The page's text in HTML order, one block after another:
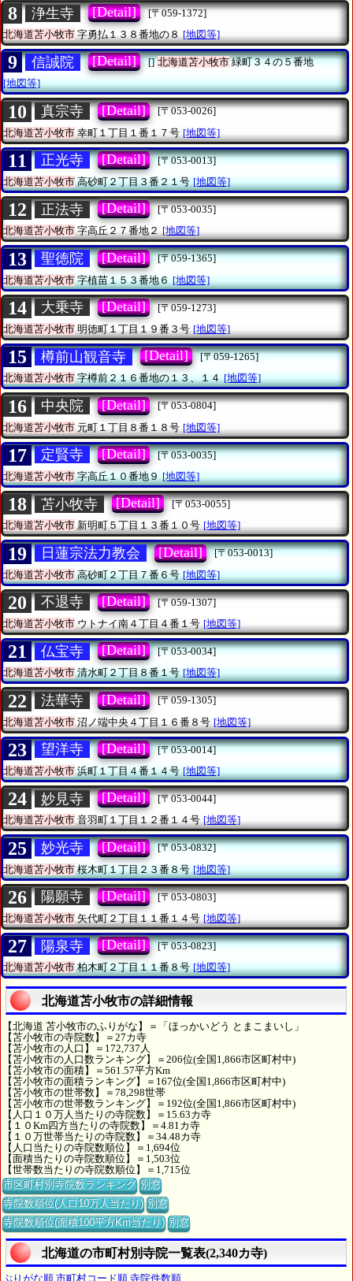
8 浄生寺 [Detail]
[〒059-1372]
北海道苫小牧市字勇払１３８番地の８ [地図等]
9 信誠院 [Detail] [] 北海道苫小牧市緑町３４の５番地
[地図等]
10 真宗寺 [Detail]
[〒053-0026]
北海道苫小牧市 幸町１丁目１番１７号 [地図等]
11 正光寺 [Detail]
[〒053-0013]
北海道苫小牧市高砂町２丁目３番２１号 [地図等]
12 正法寺 [Detail]
[〒053-0035]
北海道苫小牧市字高丘２７番地２ [地図等]
13 聖徳院 [Detail]
[〒059-1365]
北海道苫小牧市字植苗１５３番地６ [地図等]
14 大乗寺 [Detail]
[〒059-1273]
北海道苫小牧市 明徳町１丁目１９番３号 [地図等]
15 樽前山観音寺 [Detail]
[〒059-1265]
北海道苫小牧市字樽前２１６番地の１３、１４ [地図等]
16 中央院 [Detail]
[〒053-0804]
北海道苫小牧市 元町１丁目８番１８号 [地図等]
17 定賢寺 [Detail]
[〒053-0035]
北海道苫小牧市字高丘１０番地９ [地図等]
18 苫小牧寺 [Detail]
[〒053-0055]
北海道苫小牧市新明町５丁目１３番１０号 [地図等]
19 日蓮宗法力教会 [Detail]
[〒053-0013]
北海道苫小牧市高砂町２丁目７番６号 [地図等]
20 不退寺 [Detail]
[〒059-1307]
北海道苫小牧市 ウトナイ南４丁目４番１号 [地図等]
21 仏宝寺 [Detail]
[〒053-0034]
北海道苫小牧市清水町２丁目８番１号 [地図等]
22 法華寺 [Detail]
[〒059-1305]
北海道苫小牧市 沼ノ端中央４丁目１６番８号 [地図等]
23 望洋寺 [Detail]
[〒053-0014]
北海道苫小牧市浜町１丁目４番１４号 [地図等]
24 妙見寺 [Detail]
[〒053-0044]
北海道苫小牧市音羽町１丁目１２番１４号 [地図等]
25 妙光寺 [Detail]
[〒053-0832]
北海道苫小牧市桜木町１丁目２３番８号 [地図等]
26 陽願寺 [Detail]
[〒053-0803]
北海道苫小牧市 矢代町２丁目１１番１４号 [地図等]
27 陽泉寺 [Detail]
[〒053-0823]
北海道苫小牧市柏木町２丁目１１番８号 [地図等]
北海道苫小牧市の詳細情報
【北海道 苫小牧市のふりがな】＝「ほっかいどう とまこまいし」
【苫小牧市の寺院数】＝27カ寺
【苫小牧市の人口】＝172,737人
【苫小牧市の人口数ランキング】＝206位(全国1,866市区町村中)
【苫小牧市の面積】＝561.57平方Km
【苫小牧市の面積ランキング】＝167位(全国1,866市区町村中)
【苫小牧市の世帯数】＝78,298世帯
【苫小牧市の世帯数ランキング】＝192位(全国1,866市区町村中)
【人口１０万人当たりの寺院数】＝15.63カ寺
【１０Km四方当たりの寺院数】＝4.81カ寺
【１０万世帯当たりの寺院数】＝34.48カ寺
【人口当たりの寺院数順位】＝1,694位
【面積当たりの寺院数順位】＝1,503位
【世帯数当たりの寺院数順位】＝1,715位
市区町村別寺院数ランキング 別窓
寺院数順位(人口10万人当たり) 別窓
寺院数順位(面積100平方Km当たり) 別窓
北海道の市町村別寺院一覧表(2,340カ寺)
ぶりがな順 市町村コード順 寺院件数順